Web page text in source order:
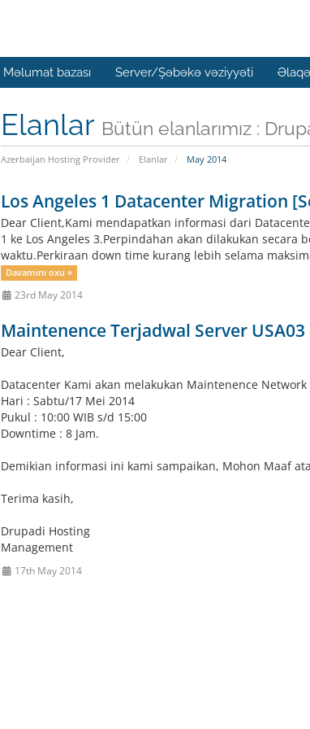
Məlumat bazası Server/Şəbəkə vəziyyəti Əlaqə
Elanlar Bütün elanlarımız :
Azerbaijan Hosting Provider Elanlar May 2014
Los Angeles 1 Datacenter Migration
Dear Client,Kami mendapatkan informasi dari
1 ke Los Angeles 3.Perpindahan akan dilakukan
waktu.Perkiraan down time kurang lebih selama
Davamını oxu »
23rd May 2014
Maintenence Terjadwal Server USA03
Dear Client,
Datacenter Kami akan melakukan Maintenence
Hari : Sabtu/17 Mei 2014
Pukul : 10:00 WIB s/d 15:00
Downtime : 8 Jam.
Demikian informasi ini kami sampaikan, Mohon Maaf
Terima kasih,
Drupadi Hosting
Management
17th May 2014